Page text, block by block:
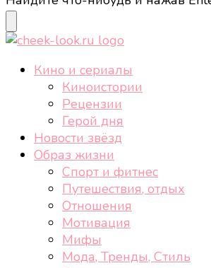
что-
то?
cheek-look.ru
Женский сайт о звездах и кино,
Кино и сериалы
Киноистории
Рецензии
Герой дня
Новости звёзд
Образ жизни
Спорт и фитнес
Путешествия, отдых
Отношения
Мотивация
Мифы
Мода, Тренды, Стиль